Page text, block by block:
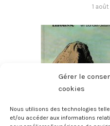
Gérer le
cookies
Nous utilisons des technologies
et/ou accéder aux informations
1